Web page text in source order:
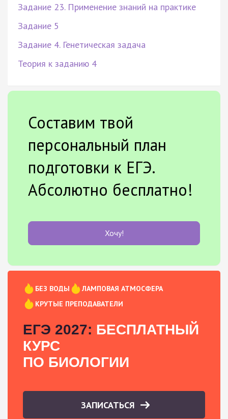
Задание 23. Применение знаний на практике
Задание 5
Задание 4. Генетическая задача
Теория к заданию 4
Составим твой
персональный план
подготовки к ЕГЭ.
Абсолютно бесплатно!
Хочу!
БЕЗ ВОДЫ
ЛАМПОВАЯ АТМОСФЕРА
КРУТЫЕ ПРЕПОДАВАТЕЛИ
ЕГЭ 2027: БЕСПЛАТНЫЙ
КУРС
ПО БИОЛОГИИ
ЗАПИСАТЬСЯ